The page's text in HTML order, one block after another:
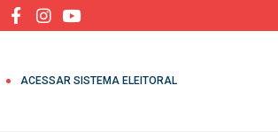
ACESSAR SISTEMA ELEITORAL